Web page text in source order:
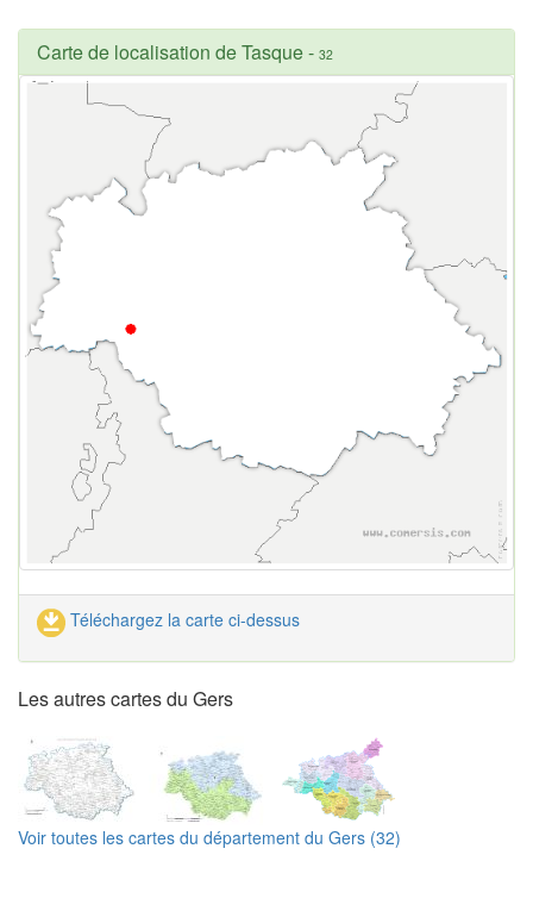
Carte de localisation de Tasque- 32
Téléchargez la carte ci-dessus
Les autres cartes du Gers
Voir toutes les cartes du département du Gers (32)